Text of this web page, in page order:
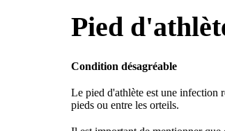
Pied
Condition désagréable
Le pied d'athlète est une infection
pieds ou entre les orteils.